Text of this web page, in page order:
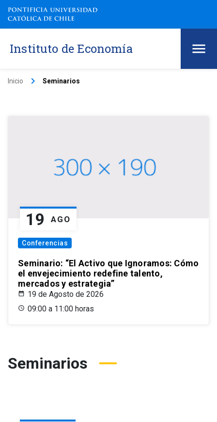
Instituto de Economía
Inicio keyboard_arrow_right Seminarios
19 AGO
Conferencias
Seminario: “El Activo que Ignoramos: Cómo
el envejecimiento redefine talento,
mercados y estrategia”
19 de Agosto de 2026
09:00 a 11:00 horas
Seminarios